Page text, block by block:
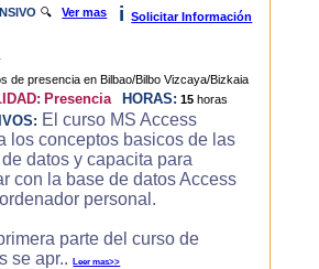
🔍Ver mas i Solicitar Información
Presencia HORAS: 15 horas
El curso MS Access
los conceptos basicos de las
datos y capacita para
con la base de datos Access
personal.
parte del curso de
se apr..Leer mas>>